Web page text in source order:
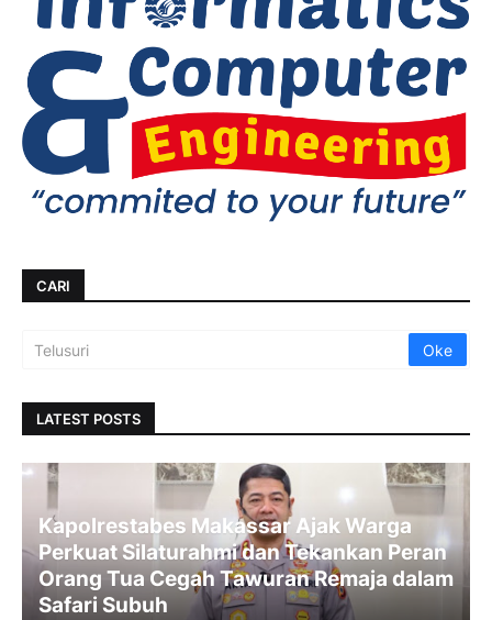
CARI
LATEST POSTS
Kapolrestabes Makassar Ajak Warga
Perkuat Silaturahmi dan Tekankan Peran
Orang Tua Cegah Tawuran Remaja dalam
Safari Subuh